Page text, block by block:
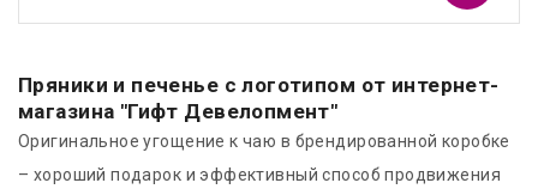
Пряники и печенье с логотипом от интернет-
магазина "Гифт Девелопмент"
Оригинальное угощение к чаю в брендированной коробке
– хороший подарок и эффективный способ продвижения